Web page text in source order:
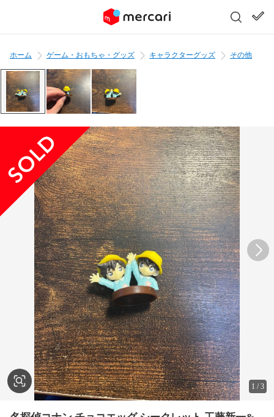
ホーム ゲーム・おもちゃ・グッズ キャラクターグッズ その他
1 /3